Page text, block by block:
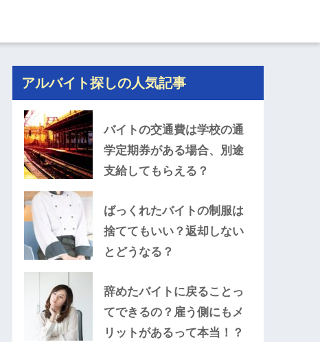
アルバイト探しの人気記事
バイトの交通費は学校の通
学定期券がある場合、別途
支給してもらえる？
ばっくれたバイトの制服は
捨ててもいい？返却しない
とどうなる？
辞めたバイトに戻ることっ
てできるの？雇う側にもメ
リットがあるって本当！？